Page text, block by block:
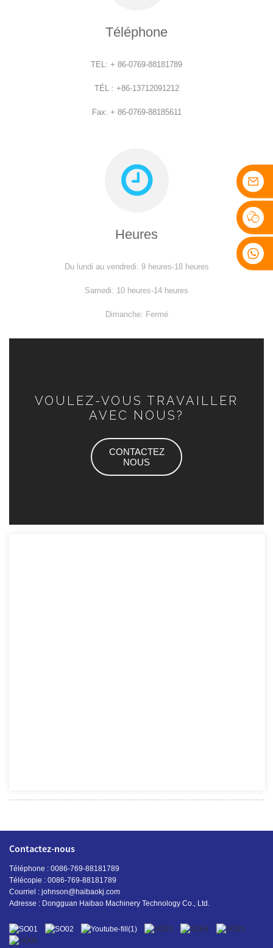
Téléphone
TEL: + 86-0769-88181789
TÉL : +86-13712091212
Fax: + 86-0769-88185611
Heures
Du lundi au vendredi: 9 heures-18 heures
Samedi: 10 heures-14 heures
Dimanche: Fermé
VOULEZ-VOUS TRAVAILLER
AVEC NOUS?
CONTACTEZ
NOUS
Contactez-nous
Téléphone : 0086-769-88181789
Télécopie : 0086-769-88181789
Courriel : johnson@haibaokj.com
Adresse : Dongguan Haibao Machinery Technology Co., Ltd.